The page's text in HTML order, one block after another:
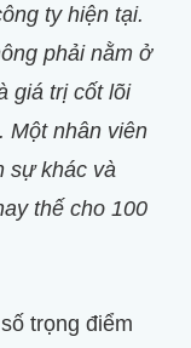
ty hiện tại.
phải nằm ở
giá trị cốt lõi
Một nhân viên
sự khác và
thế cho 100
trọng điểm